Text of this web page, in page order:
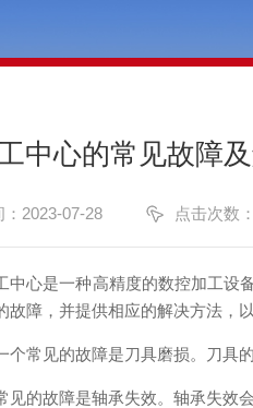
中心的常见故障
：2023-07-28 点击次数
是一种高精度的数控加工设备
故障，并提供相应的解决方法，
见的故障是刀具磨损。刀具的
故障是轴承失效。轴承失效会